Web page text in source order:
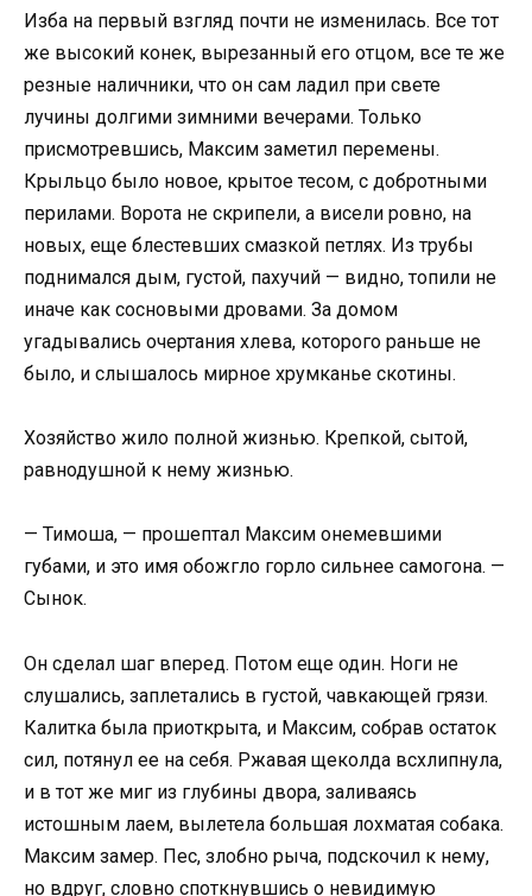
Изба на первый взгляд почти не изменилась. Все тот
же высокий конек, вырезанный его отцом, все те же
резные наличники, что он сам ладил при свете
лучины долгими зимними вечерами. Только
присмотревшись, Максим заметил перемены.
Крыльцо было новое, крытое тесом, с добротными
перилами. Ворота не скрипели, а висели ровно, на
новых, еще блестевших смазкой петлях. Из трубы
поднимался дым, густой, пахучий — видно, топили не
иначе как сосновыми дровами. За домом
угадывались очертания хлева, которого раньше не
было, и слышалось мирное хрумканье скотины.
Хозяйство жило полной жизнью. Крепкой, сытой,
равнодушной к нему жизнью.
— Тимоша, — прошептал Максим онемевшими
губами, и это имя обожгло горло сильнее самогона. —
Сынок.
Он сделал шаг вперед. Потом еще один. Ноги не
слушались, заплетались в густой, чавкающей грязи.
Калитка была приоткрыта, и Максим, собрав остаток
сил, потянул ее на себя. Ржавая щеколда всхлипнула,
и в тот же миг из глубины двора, заливаясь
истошным лаем, вылетела большая лохматая собака.
Максим замер. Пес, злобно рыча, подскочил к нему,
но вдруг, словно споткнувшись о невидимую